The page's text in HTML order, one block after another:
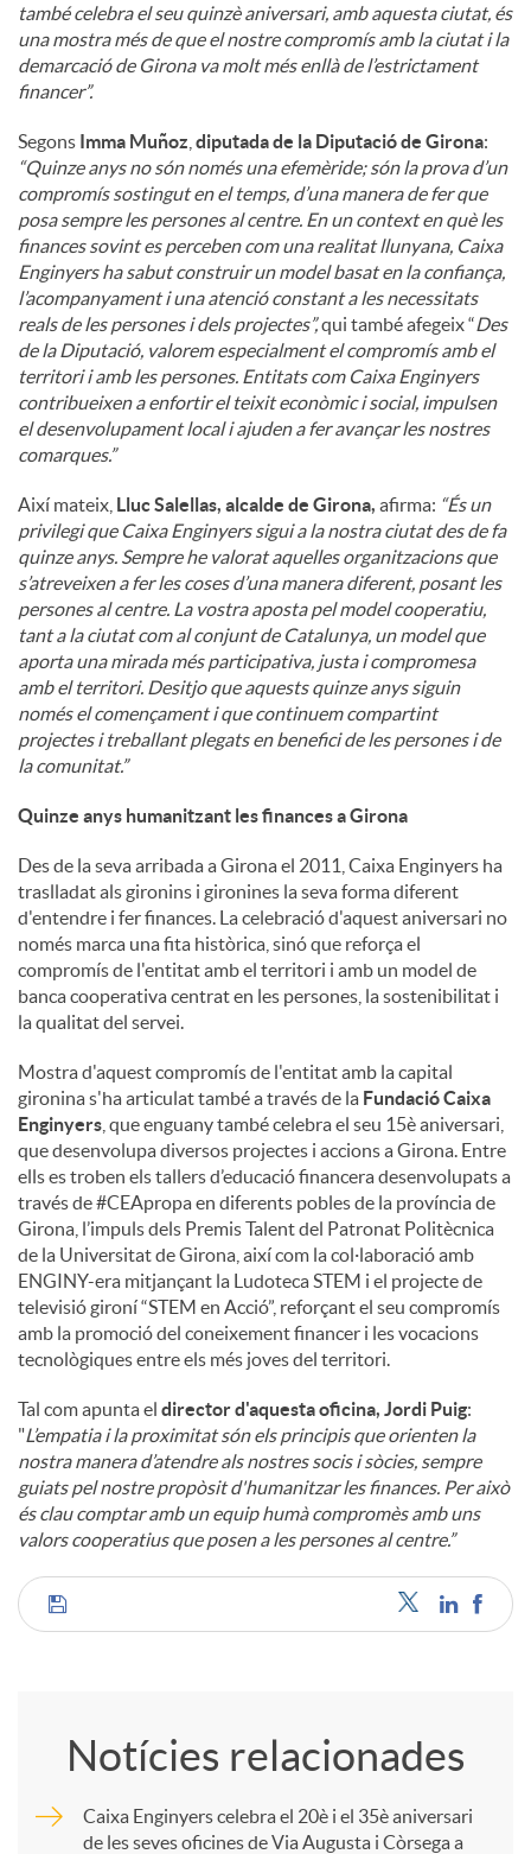
també celebra el seu quinzè aniversari, amb aquesta ciutat, és
una mostra més de que el nostre compromís amb la ciutat i la
demarcació de Girona va molt més enllà de l’estrictament
financer”.
Segons Imma Muñoz diputada de la Diputació de Girona:
“Quinze anys no són només una efemèride; són la prova d’un
compromís sostingut en el temps, d’una manera de fer que
posa sempre les persones al centre. En un context en què les
finances sovint es perceben com una realitat llunyana, Caixa
Enginyers ha sabut construir un model basat en la confiança,
l’acompanyament i una atenció constant a les necessitats
reals de les persones i dels projectes”,qui també afegeix “Des
de la Diputació, valorem especialment el compromís amb el
territori i amb les persones. Entitats com Caixa Enginyers
contribueixen a enfortir el teixit econòmic i social, impulsen
el desenvolupament local i ajuden a fer avançar les nostres
comarques.”
Així mateix, Lluc Salellas, alcalde de Girona, afirma: “És un
privilegi que Caixa Enginyers sigui a la nostra ciutat des de fa
quinze anys. Sempre he valorat aquelles organitzacions que
s’atreveixen a fer les coses d’una manera diferent, posant les
persones al centre. La vostra aposta pel model cooperatiu,
tant a la ciutat com al conjunt de Catalunya, un model que
aporta una mirada més participativa, justa i compromesa
amb el territori. Desitjo que aquests quinze anys siguin
només el començament i que continuem compartint
projectes i treballant plegats en benefici de les persones i de
la comunitat.”
Quinze anys humanitzant les finances a Girona
Des de la seva arribada a Girona el 2011, Caixa Enginyers ha
traslladat als gironins i gironines la seva forma diferent
d'entendre i fer finances. La celebració d'aquest aniversari no
només marca una fita històrica, sinó que reforça el
compromís de l'entitat amb el territori i amb un model de
banca cooperativa centrat en les persones, la sostenibilitat i
la qualitat del servei.
Mostra d'aquest compromís de l'entitat amb la capital
gironina s'ha articulat també a través de la Fundació Caixa
Enginyers , que enguany també celebra el seu 15è aniversari,
que desenvolupa diversos projectes i accions a Girona. Entre
ells es troben els tallers d’educació financera desenvolupats a
través de #CEApropa en diferents pobles de la província de
Girona, l’impuls dels Premis Talent del Patronat Politècnica
de la Universitat de Girona, així com la col·laboració amb
ENGINY-era mitjançant la Ludoteca STEM i el projecte de
televisió gironí “STEM en Acció”, reforçant el seu compromís
amb la promoció del coneixement financer i les vocacions
tecnològiques entre els més joves del territori.
Tal com apunta el director d'aquesta oficina, Jordi Puig:
"L’empatia i la proximitat són els principis que orienten la
nostra manera d’atendre als nostres socis i sòcies, sempre
guiats pel nostre propòsit d'humanitzar les finances. Per això
és clau comptar amb un equip humà compromès amb uns
valors cooperatius que posen a les persones al centre.”
C
Notícies relacionades
Caixa Enginyers celebra el 20è i el 35è aniversari
de les seves oficines de Via Augusta i Còrsega a